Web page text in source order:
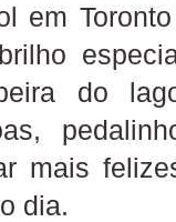
em
do
mais
dia.